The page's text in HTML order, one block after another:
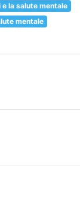
la salute mentale
mentale